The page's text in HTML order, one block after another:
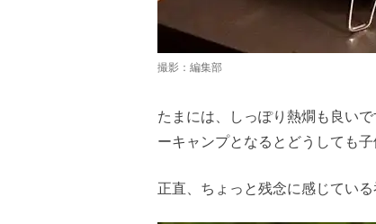
撮影：編集部
たまには、しっぽり熱燗も良い
ーキャンプとなるとどうしても
正直、ちょっと残念に感じてい